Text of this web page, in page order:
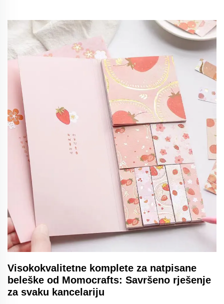
Visokokvalitetne komplete za natpisane
beleške od Momocrafts: Savršeno rješenje
za svaku kancelariju